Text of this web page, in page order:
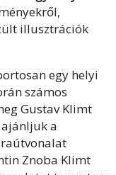
illusztrációk
egy helyi
számos
Gustav Klimt
a
Znoba Klimt